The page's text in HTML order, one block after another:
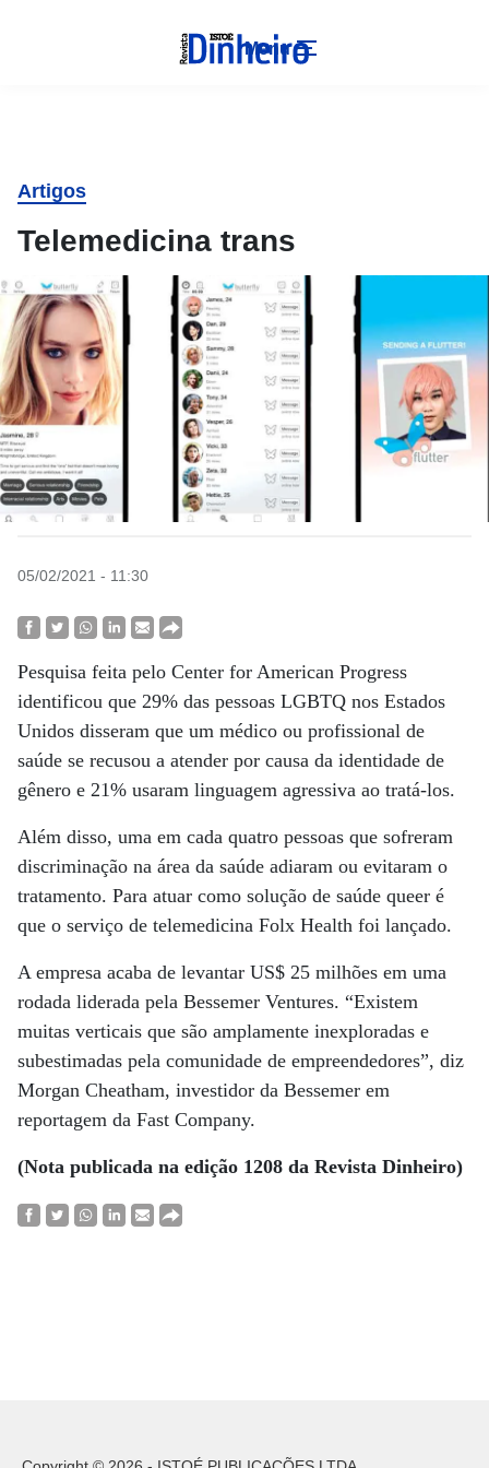
Menu
Artigos
Telemedicina trans
05/02/2021 - 11:30
Pesquisa feita pelo Center for American Progress
identificou que 29% das pessoas LGBTQ nos Estados
Unidos disseram que um médico ou profissional de
saúde se recusou a atender por causa da identidade de
gênero e 21% usaram linguagem agressiva ao tratá-los.
Além disso, uma em cada quatro pessoas que sofreram
discriminação na área da saúde adiaram ou evitaram o
tratamento. Para atuar como solução de saúde queer é
que o serviço de telemedicina Folx Health foi lançado.
A empresa acaba de levantar US$ 25 milhões em uma
rodada liderada pela Bessemer Ventures. “Existem
muitas verticais que são amplamente inexploradas e
subestimadas pela comunidade de empreendedores”, diz
Morgan Cheatham, investidor da Bessemer em
reportagem da Fast Company.
(Nota publicada na edição 1208 da Revista Dinheiro)